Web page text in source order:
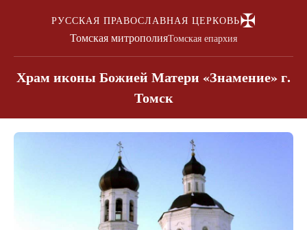
РУССКАЯ ПРАВОСЛАВНАЯ ЦЕРКОВЬ✠
Томская митрополияТомская епархия
Храм иконы Божией Матери «Знамение» г.
Томск